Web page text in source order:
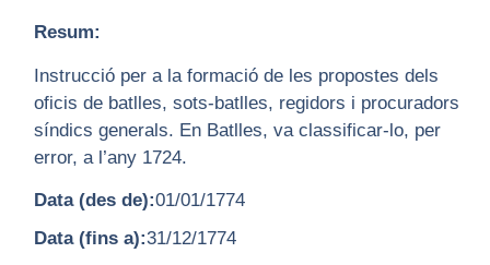
Resum:
Instrucció per a la formació de les propostes dels
oficis de batlles, sots-batlles, regidors i procuradors
síndics generals. En Batlles, va classificar-lo, per
error, a l’any 1724.
Data (des de):01/01/1774
Data (fins a):31/12/1774